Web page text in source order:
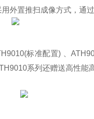
外置推扫成像方式，通
标准配置) 、
系列还赠送高性能